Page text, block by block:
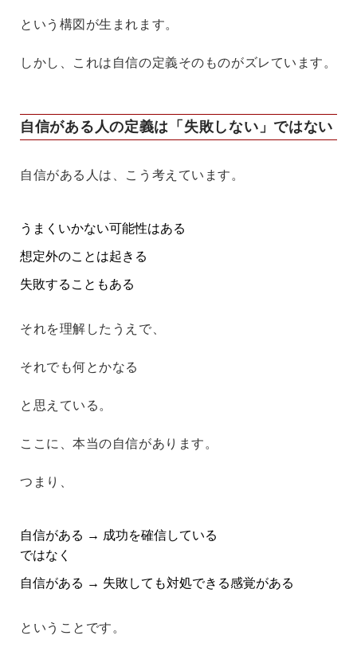
という構図が生まれます。
しかし、これは 自信の定義そのものがズレています。
自信がある人の定義は「失敗しない」ではない
自信がある人は、こう考えています。
うまくいかない可能性はある
想定外のことは起きる
失敗することもある
それを理解したうえで、
それでも何とかなる
と思えている。
ここに、本当の自信があります。
つまり、
自信がある → 成功を確信している
ではなく
自信がある → 失敗しても対処できる感覚がある
ということです。